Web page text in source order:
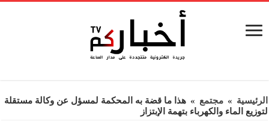
الرئيسية » مجتمع » هذا ما قضة به المحكمة لمسؤل عن وكالة مستقلة
لتوزيع الماء والكهرباء بتهمة الإبتزاز